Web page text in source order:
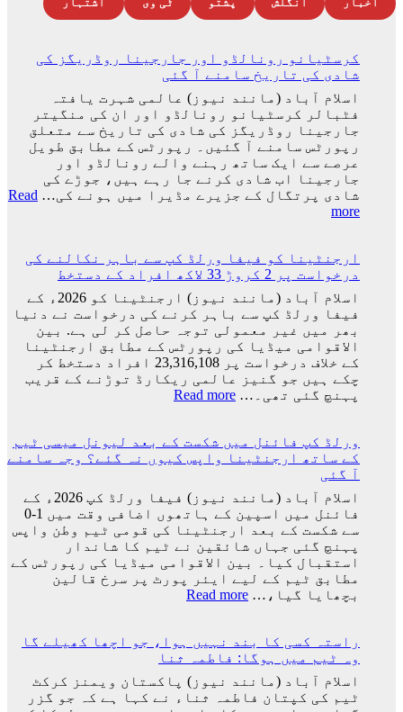
کرسٹیانو رونالڈو اور جارجینا روڈریگز کی
شادی کی تاریخ سامنے آ گئی
اسلام آباد (مانند نیوز) عالمی شہرت یافتہ
فٹبالر کرسٹیانو رونالڈو اور ان کی منگیتر
جارجینا روڈریگز کی شادی کی تاریخ سے متعلق
رپورٹس سامنے آ گئیں۔ رپورٹس کے مطابق طویل
عرصے سے ایک ساتھ رہنے والے رونالڈو اور
جارجینا اب شادی کرنے جا رہے ہیں، جوڑے کی
شادی پرتگال کے جزیرے مڈیرا میں ہونے کی… Read
more
:
اور
جارجینا
روڈریگز
کی
شادی
کی
تاریخ
سامنے
آ
گئی
ارجنٹینا کو فیفا ورلڈ کپ سے باہر نکالنے کی
درخواست پر 2 کروڑ 33 لاکھ افراد کے دستخط
اسلام آباد (مانند نیوز) ارجنٹینا کو 2026ء کے
فیفا ورلڈ کپ سے باہر کرنے کی درخواست نے دنیا
بھر میں غیر معمولی توجہ حاصل کر لی ہے. بین
الاقوامی میڈیا کی رپورٹس کے مطابق ارجنٹینا
کے خلاف درخواست پر 23,316,108 افراد دستخط کر
چکے ہیں جو گنیز عالمی ریکارڈ توڑنے کے قریب
پہنچ گئی تھی۔… Read more
:
فیفا
ورلڈ
باہر
نکالنے
کی
درخواست
پر
2
لاکھ
افراد
کے
دستخط
ورلڈ کپ فائنل میں شکست کے بعد لیونل میسی ٹیم
کے ساتھ ارجنٹینا واپس کیوں نہ گئے؟ وجہ سامنے
آ گئی
اسلام آباد (مانند نیوز) فیفا ورلڈ کپ 2026ء کے
فائنل میں اسپین کے ہاتھوں اضافی وقت میں 1-0
سے شکست کے بعد ارجنٹینا کی قومی ٹیم وطن واپس
پہنچ گئی جہاں شائقین نے ٹیم کا شاندار
استقبال کیا۔ بین الاقوامی میڈیا کی رپورٹس کے
مطابق ٹیم کے لیے ایئر پورٹ پر سرخ قالین
بچھایا گیا،… Read more
:
فائنل
میں
شکست
کے
بعد
راستہ کسی کا بند نہیں ہوا، جو اچھا کھیلے گا
وہ ٹیم میں ہوگا: فاطمہ ثنا
اسلام آباد (مانند نیوز) پاکستان ویمنز کرکٹ
ٹیم کی کپتان فاطمہ ثناء نے کہا ہے کہ جو گزر